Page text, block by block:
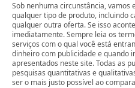
Sob nenhuma circunstância,
qualquer tipo de produto, incluindo
qualquer outra oferta. Se isso
imediatamente. Sempre leia os
serviços com o qual você está
dinheiro com publicidade e quando
apresentados neste site. Todas as
pesquisas quantitativas e
ser o mais justo possível ao